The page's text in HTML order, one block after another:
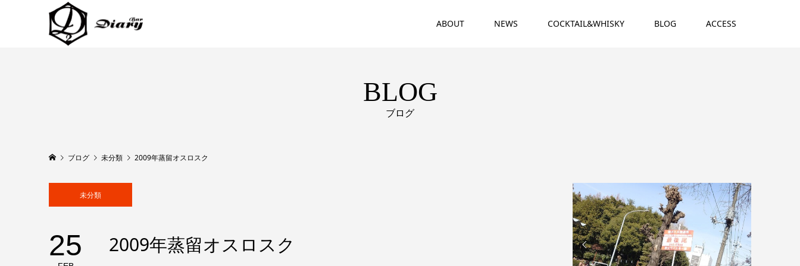
ABOUT NEWS COCKTAIL&WHISKY BLOG ACCESS
BLOG
ブログ
ブログ 未分類 2009年蒸留オスロスク
未分類
25 2009年蒸留オスロスク  